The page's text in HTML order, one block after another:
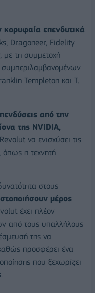
επενδυτικά
Dragoneer, Fidelity
τη συμμετοχή
συμπεριλαμβανομένων
Templeton και T.
από την
της NVIDIA,
να ενισχύσει τις
όπως η τεχνητή
στους
μέρος
έχει πλέον
από τους υπαλλήλους
της να
καθώς προσφέρει ένα
που ξεχωρίζει